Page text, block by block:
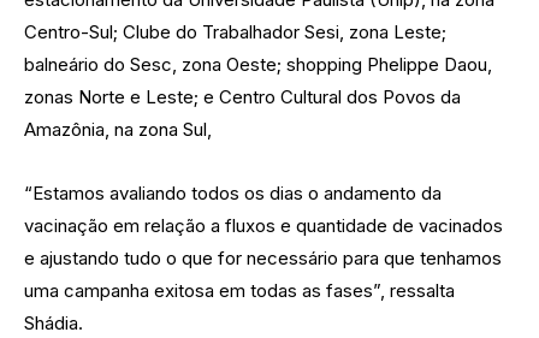
Centro-Sul; Clube do Trabalhador Sesi, zona Leste;
balneário do Sesc, zona Oeste; shopping Phelippe Daou,
zonas Norte e Leste; e Centro Cultural dos Povos da
Amazônia, na zona Sul,
“Estamos avaliando todos os dias o andamento da
vacinação em relação a fluxos e quantidade de vacinados
e ajustando tudo o que for necessário para que tenhamos
uma campanha exitosa em todas as fases”, ressalta
Shádia.